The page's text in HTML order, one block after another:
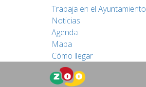
Trabaja en el Ayuntamiento
Noticias
Agenda
Mapa
Cómo llegar